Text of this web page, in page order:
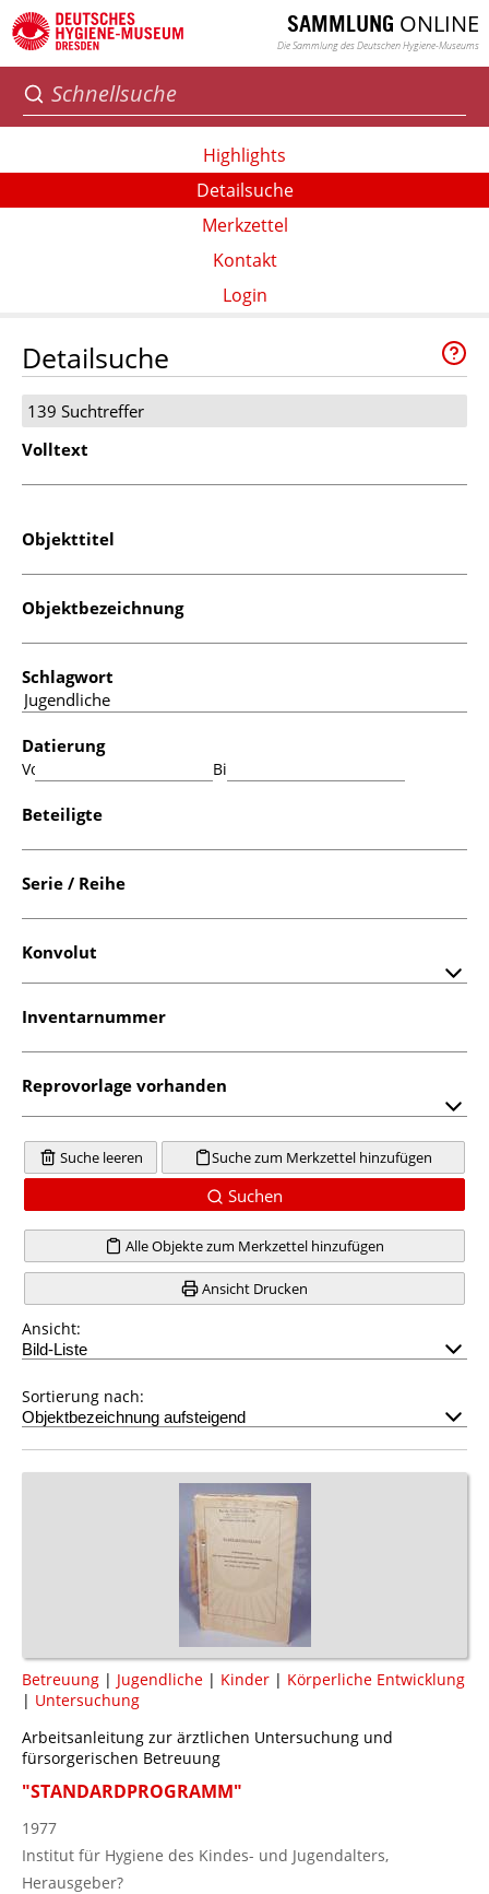
SAMMLUNG ONLINE
Die Sammlung des Deutschen Hygiene-Museums
Highlights
Detailsuche
Merkzettel
Kontakt
Login
Detailsuche
139 Suchtreffer
Volltext
Objekttitel
Objektbezeichnung
Schlagwort
Datierung
Von: Bis:
Beteiligte
Serie / Reihe
Konvolut
Inventarnummer
Reprovorlage vorhanden
Suche leeren Suche zum Merkzettel hinzufügen
Suchen
Alle Objekte zum Merkzettel hinzufügen
Ansicht Drucken
Ansicht:
Sortierung nach:
Betreuung | Jugendliche | Kinder | Körperliche Entwicklung
| Untersuchung
Arbeitsanleitung zur ärztlichen Untersuchung und
fürsorgerischen Betreuung
"STANDARDPROGRAMM"
1977
Institut für Hygiene des Kindes- und Jugendalters,
Herausgeber?